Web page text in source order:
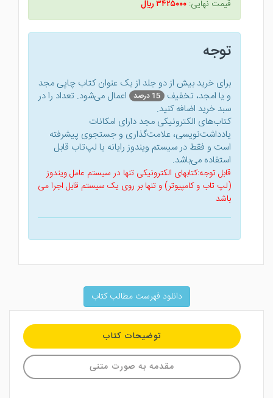
قیمت نهایی: ۳۴۲۵۰۰۰ ريال
توجه
برای خرید بیش از دو جلد از یک عنوان کتاب‌ چاپی مجد
و یا امجد، تخفیف 15 درصد
اعمال می‌شود. تعداد را در
سبد خرید اضافه کنید.
کتاب‌های الکترونیکی مجد دارای امکانات
یادداشت‌نویسی، علامت‌گذاری و جستجوی پیشرفته
است و فقط در سیستم ویندوز رایانه یا لپ‌تاب قابل
استفاده می‌باشد.
قابل توجه:کتابهای الکترونیکی تنها در سیستم عامل ویندوز
(لپ تاب و کامپیوتر) و تنها بر روی یک سیستم قابل اجرا می
باشد
دانلود فهرست مطالب کتاب
توضیحات کتاب
مقدمه به صورت متنی